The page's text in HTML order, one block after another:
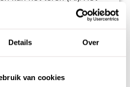
Details Over
van cookies
is om zoveel mogelijk
op NLP en AI en de rule-